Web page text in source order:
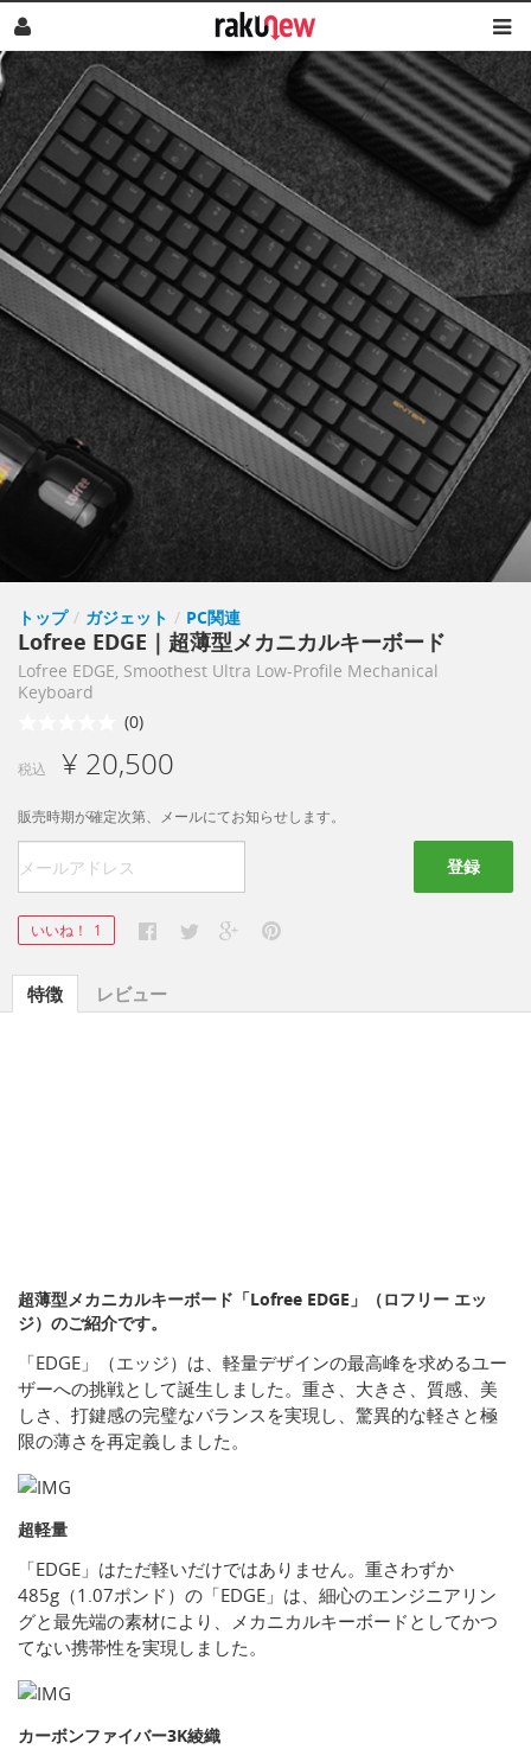
トップ / ガジェット / PC関連
Lofree EDGE｜超薄型メカニカルキーボード
Lofree EDGE, Smoothest Ultra Low-Profile Mechanical
Keyboard
(0)
税込 ¥ 20,500
販売時期が確定次第、メールにてお知らせします。
登録
いいね！ 1
特徴 レビュー
超薄型メカニカルキーボード「Lofree EDGE」（ロフリー エッ
ジ）のご紹介です。
「EDGE」（エッジ）は、軽量デザインの最高峰を求めるユー
ザーへの挑戦として誕生しました。重さ、大きさ、質感、美
しさ、打鍵感の完璧なバランスを実現し、驚異的な軽さと極
限の薄さを再定義しました。
超軽量
「EDGE」はただ軽いだけではありません。重さわずか
485g（1.07ポンド）の「EDGE」は、細心のエンジニアリン
グと最先端の素材により、メカニカルキーボードとしてかつ
てない携帯性を実現しました。
カーボンファイバー3K綾織